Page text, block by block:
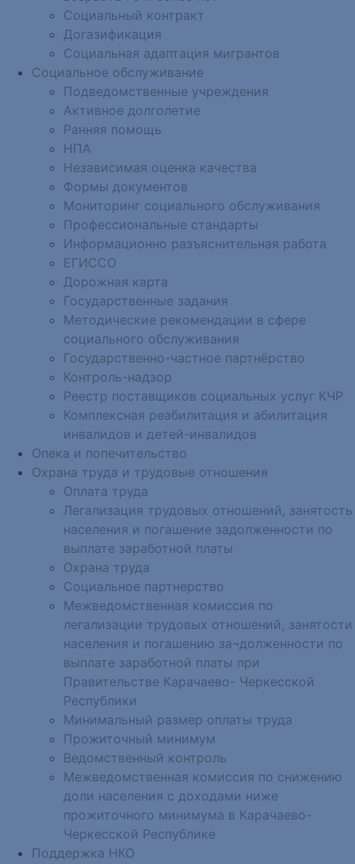
Социальный контракт
Догазификация
Социальная адаптация мигрантов
Социальное обслуживание
Подведомственные учреждения
Активное долголетие
Ранняя помощь
НПА
Независимая оценка качества
Формы документов
Мониторинг социального обслуживания
Профессиональные стандарты
Информационно разъяснительная работа
ЕГИССО
Дорожная карта
Государственные задания
Методические рекомендации в сфере
социального обслуживания
Государственно-частное партнёрство
Контроль-надзор
Реестр поставщиков социальных услуг КЧР
Комплексная реабилитация и абилитация
инвалидов и детей-инвалидов
Опека и попечительство
Охрана труда и трудовые отношения
Оплата труда
Легализация трудовых отношений, занятость
населения и погашение задолженности по
выплате заработной платы
Охрана труда
Социальное партнерство
Межведомственная комиссия по
легализации трудовых отношений, занятости
населения и погашению за¬долженности по
выплате заработной платы при
Правительстве Карачаево- Черкесской
Республики
Минимальный размер оплаты труда
Прожиточный минимум
Ведомственный контроль
Межведомственная комиссия по снижению
доли населения с доходами ниже
прожиточного минимума в Карачаево-
Черкесской Республике
Поддержка НКО